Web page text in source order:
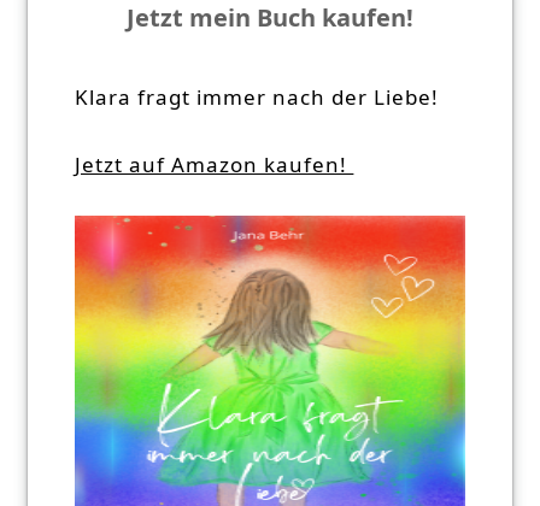
Jetzt mein Buch kaufen!
Klara fragt immer nach der Liebe!
Jetzt auf Amazon kaufen!